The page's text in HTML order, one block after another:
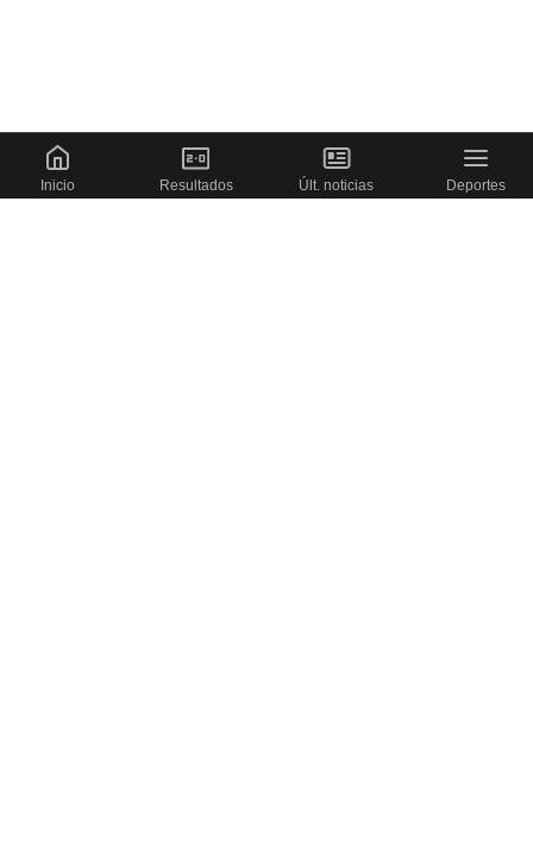
Inicio Resultados Últ. noticias Deportes